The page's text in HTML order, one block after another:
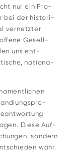
nur ein Pro­
bei der his­to­ri­
ver­netzter
offene Gesell­
uns ent­
natio­na­
Diese Auf­
son­dern
wahr.